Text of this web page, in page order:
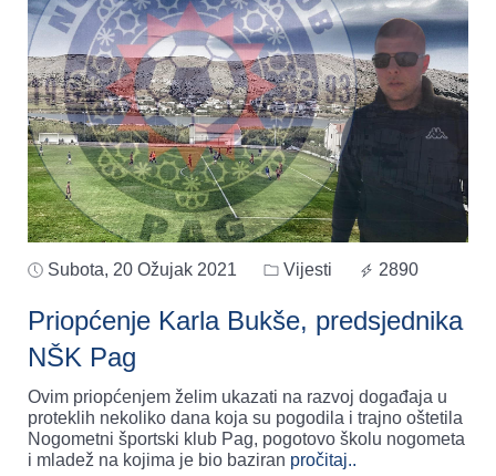
Subota, 20 Ožujak 2021 Vijesti 2890
Priopćenje Karla Bukše, predsjednika
NŠK Pag
Ovim priopćenjem želim ukazati na razvoj događaja u
proteklih nekoliko dana koja su pogodila i trajno oštetila
Nogometni športski klub Pag, pogotovo školu nogometa
i mladež na kojima je bio baziran pročitaj..